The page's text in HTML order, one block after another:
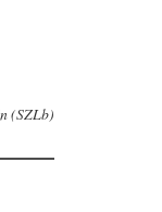
(SZLb)